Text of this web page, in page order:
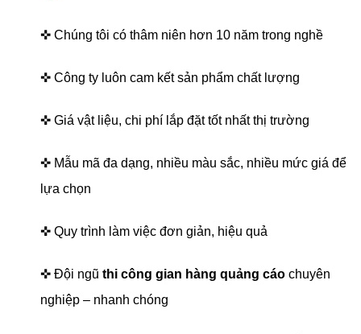
✜ Chúng tôi có thâm niên hơn 10 năm trong nghề
✜ Công ty luôn cam kết sản phẩm chất lượng
✜ Giá vật liệu, chi phí lắp đặt tốt nhất thị trường
✜ Mẫu mã đa dạng, nhiều màu sắc, nhiều mức giá để
lựa chọn
✜ Quy trình làm việc đơn giản, hiệu quả
✜ Đội ngũ thi công gian hàng quảng cáo chuyên
nghiệp – nhanh chóng